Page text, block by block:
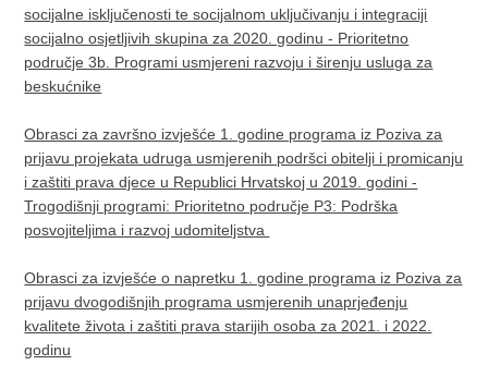
socijalne isključenosti te socijalnom uključivanju i integraciji
socijalno osjetljivih skupina za 2020. godinu - Prioritetno
područje 3b. Programi usmjereni razvoju i širenju usluga za
beskućnike
Obrasci za završno izvješće 1. godine programa iz Poziva za
prijavu projekata udruga usmjerenih podršci obitelji i promicanju
i zaštiti prava djece u Republici Hrvatskoj u 2019. godini -
Trogodišnji programi: Prioritetno područje P3: Podrška
posvojiteljima i razvoj udomiteljstva
Obrasci za izvješće o napretku 1. godine programa iz Poziva za
prijavu dvogodišnjih programa usmjerenih unaprjeđenju
kvalitete života i zaštiti prava starijih osoba za 2021. i 2022.
godinu